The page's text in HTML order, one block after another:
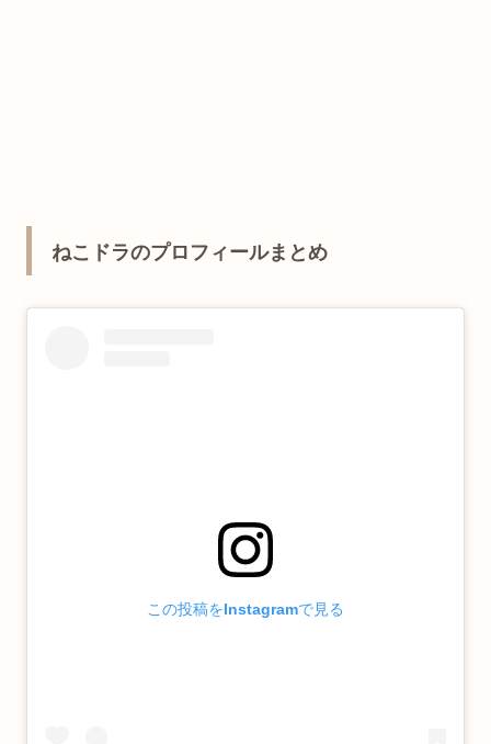
ねこドラのプロフィールまとめ
この投稿をInstagramで見る